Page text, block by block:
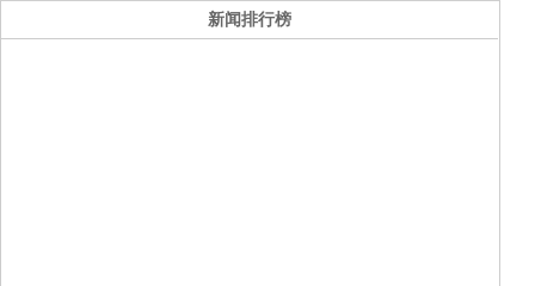
新闻排行榜